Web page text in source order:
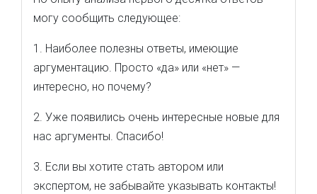
могу сообщить следующее:
1. Наиболее полезны ответы, имеющие
аргументацию. Просто «да» или «нет» —
интересно, но почему?
2. Уже появились очень интересные новые для
нас аргументы. Спасибо!
3. Если вы хотите стать автором или
экспертом, не забывайте указывать контакты!